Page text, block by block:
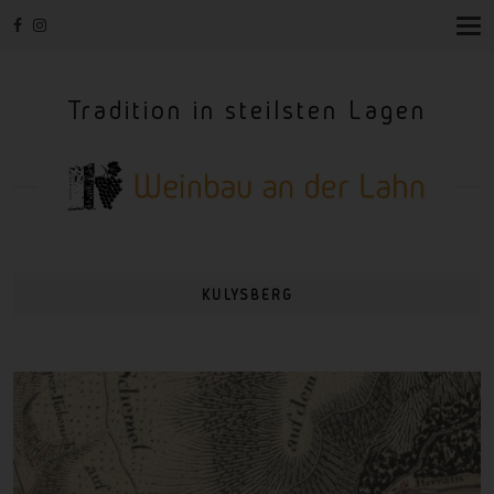
T
Tradition in steilsten Lagen
KULYSBERG